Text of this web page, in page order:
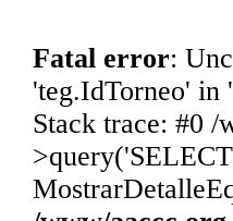
Fatal error:
'teg.IdTorneo' in
Stack trace: #0 /